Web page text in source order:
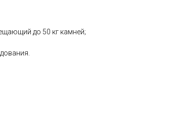
до 50 кг камней;